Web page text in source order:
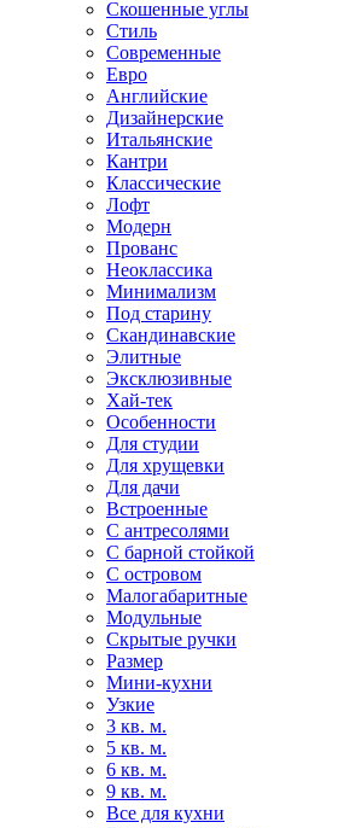
Скошенные углы
Стиль
Современные
Евро
Английские
Дизайнерские
Итальянские
Кантри
Классические
Лофт
Модерн
Прованс
Неоклассика
Минимализм
Под старину
Скандинавские
Элитные
Эксклюзивные
Хай-тек
Особенности
Для студии
Для хрущевки
Для дачи
Встроенные
С антресолями
С барной стойкой
С островом
Малогабаритные
Модульные
Скрытые ручки
Размер
Мини-кухни
Узкие
3 кв. м.
5 кв. м.
6 кв. м.
9 кв. м.
Все для кухни